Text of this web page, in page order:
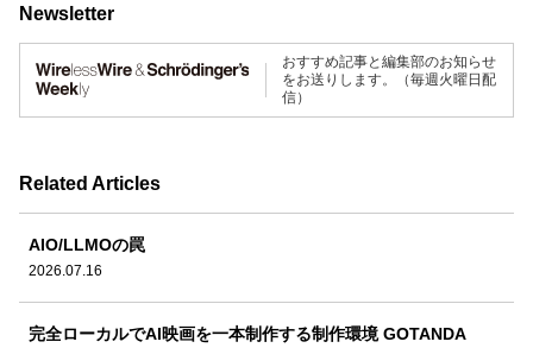
Newsletter
おすすめ記事と編集部のお知らせ
をお送りします。（毎週火曜日配
信）
Related Articles
AIO/LLMOの罠
2026.07.16
完全ローカルでAI映画を一本制作する制作環境 GOTANDA